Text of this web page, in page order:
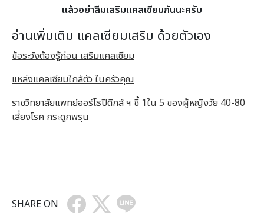
แล้วอย่าลืมเสริมเเคลเซียมกันนะครับ
อ่านเพิ่มเติม เเคลเซียมเสริม ด้วยตัวเอง
ข้อระวังต้องรู้ก่อน เสริมแคลเซียม
แหล่งแคลเซียมใกล้ตัว ในครัวคุณ
ราชวิทยาลัยแพทย์ออร์โธปิดิกส์ ฯ ชี้ 1ใน 5 ของผู้หญิงวัย 40-80
เสี่ยงโรค กระดูกพรุน
SHARE ON